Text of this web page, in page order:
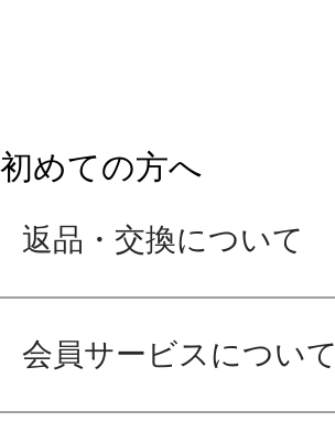
初めての方へ
返品・交換について
会員サービスについて